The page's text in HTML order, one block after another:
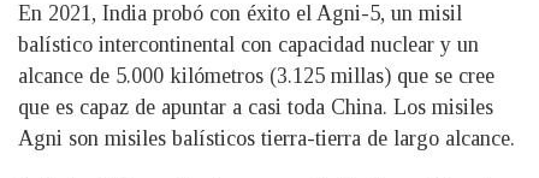
En 2021, India probó con éxito el Agni-5, un misil
balístico intercontinental con capacidad nuclear y un
alcance de 5.000 kilómetros (3.125 millas) que se cree
que es capaz de apuntar a casi toda China. Los misiles
Agni son misiles balísticos tierra-tierra de largo alcance.